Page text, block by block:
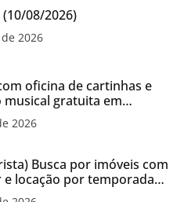
08/2026)
2026
oficina de cartinhas e
gratuita em
2026
Busca por imóveis com
e locação por temporada